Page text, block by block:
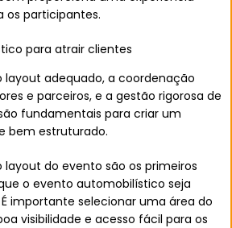
os participantes.
layout adequado, a coordenação
e parceiros, e a gestão rigorosa de
fundamentais para criar um
bem estruturado.
layout do evento são os primeiros
o evento automobilístico seja
importante selecionar uma área do
visibilidade e acesso fácil para os